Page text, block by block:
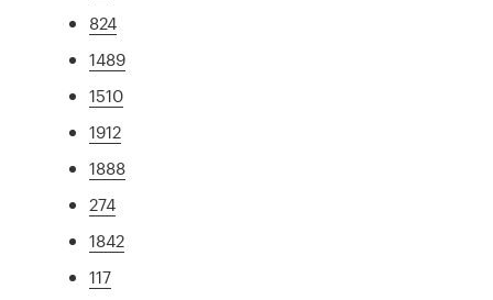
824
1489
1510
1912
1888
274
1842
117